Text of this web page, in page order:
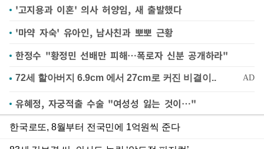
'고지용과 이혼' 의사 허양임, 새 출발했다
'마약 자숙' 유아인, 남사친과 뽀뽀 근황
한정수 "황정민 선배만 피해…폭로자 신분 공개하라"
유혜정, 자궁적출 수술 "여성성 잃는 것이…"